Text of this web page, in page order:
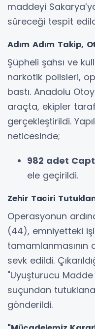
maddeyi
süreceği tespit
Adım Adım Takip,
Şüpheli şahsı ve
narkotik polisleri,
bastı. Anadolu
araçta, ekipler
gerçekleştirildi.
neticesinde;
982 adet
ele geçirildi.
Zehir Taciri
Operasyonun
(44), emniyetteki
tamamlanmasının
sevk edildi.
"Uyuşturucu
suçundan
gönderildi.